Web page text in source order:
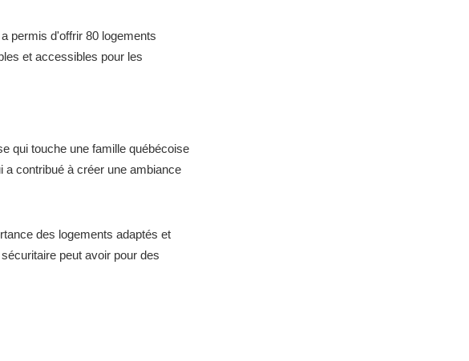
permis d'offrir 80 logements
et accessibles pour les
qui touche une famille québécoise
a contribué à créer une ambiance
des logements adaptés et
peut avoir pour des